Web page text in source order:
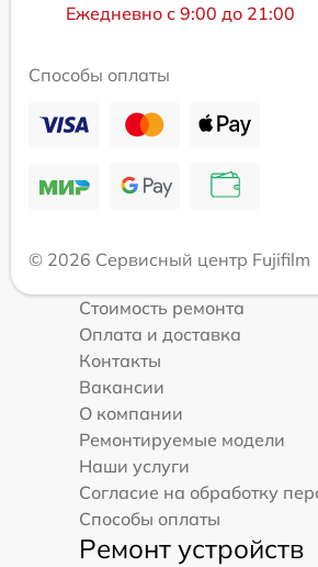
Ежедневно с 9:00 до 21:00
Способы оплаты
© 2026 Сервисный центр Fujifilm
Стоимость ремонта
Оплата и доставка
Контакты
Вакансии
О компании
Ремонтируемые модели
Наши услуги
Согласие на обработку
Способы оплаты
Ремонт устройств